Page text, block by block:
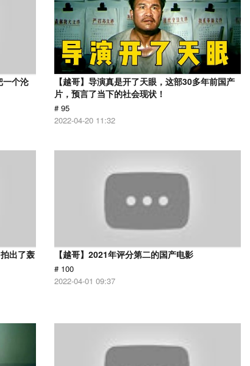
一个沦
【越哥】导演真是开了天眼，这部30多年前国产
片，预言了当下的社会现状！
# 95
2022-04-20 11:32
出了轰
【越哥】2021年评分第二的国产电影
# 100
2022-04-01 09:37